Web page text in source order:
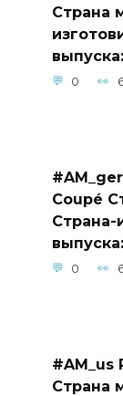
Страна
0
Coupé
Страна-
0
#AM_us
Страна